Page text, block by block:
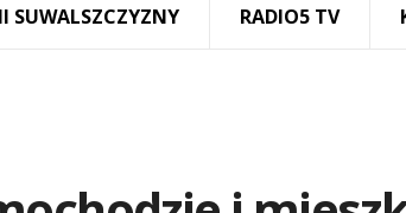
SUWALSZCZYZNY RADIO5 TV